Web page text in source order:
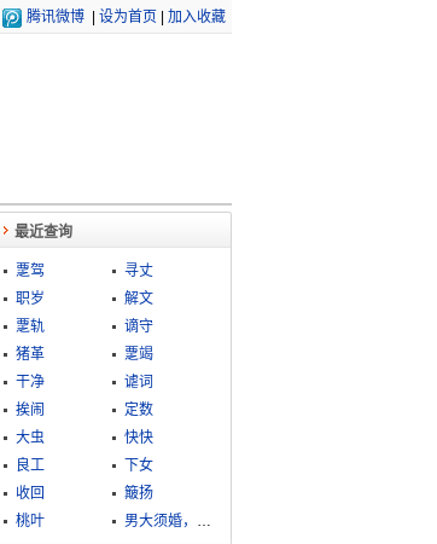
腾讯微博 设为首页 加入收藏
最近查询
覂驾
寻丈
职岁
解文
覂轨
谪守
猪革
覂竭
干净
谑词
挨闹
定数
大虫
快快
良工
下女
收回
簸扬
桃叶
男大须婚，女大必嫁